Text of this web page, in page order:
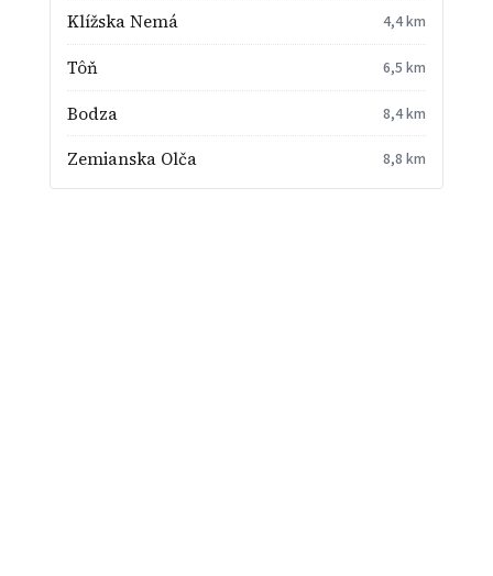
Klížska Nemá 4,4 km
Tôň 6,5 km
Bodza 8,4 km
Zemianska Olča 8,8 km